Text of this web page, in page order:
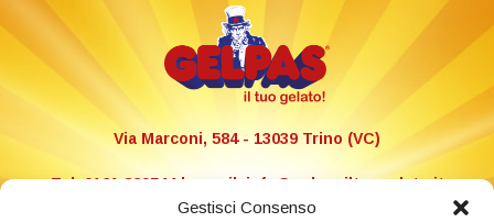
Gestisci Consenso
Via Marconi, 584 - 13039 Trino (VC)
Tel. 0161 829544 | e-mail: info@gelpasiltuogelato.it
P.I.: 02288500024